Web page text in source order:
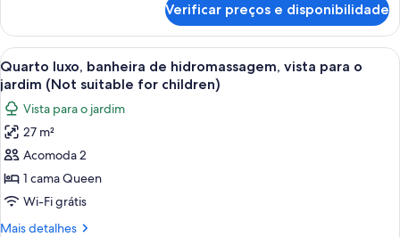
oceano
(Not
suitable
for
children)
luxo,
banheira
de
hidromassagem,
vista
para
o
oceano
(Not
suitable
children)
Verificar preços e disponibilidade
Carrega
todas
as
fotos
de
Quarto
luxo,
banheira
de
Quarto luxo, banheira de
14
Quarto luxo, banheira de hidromassagem, vista para o
jardim (Not suitable for children)
Vista para o jardim
27 m²
Acomoda 2
1 cama Queen
Wi-Fi grátis
Mais detalhes
Mais